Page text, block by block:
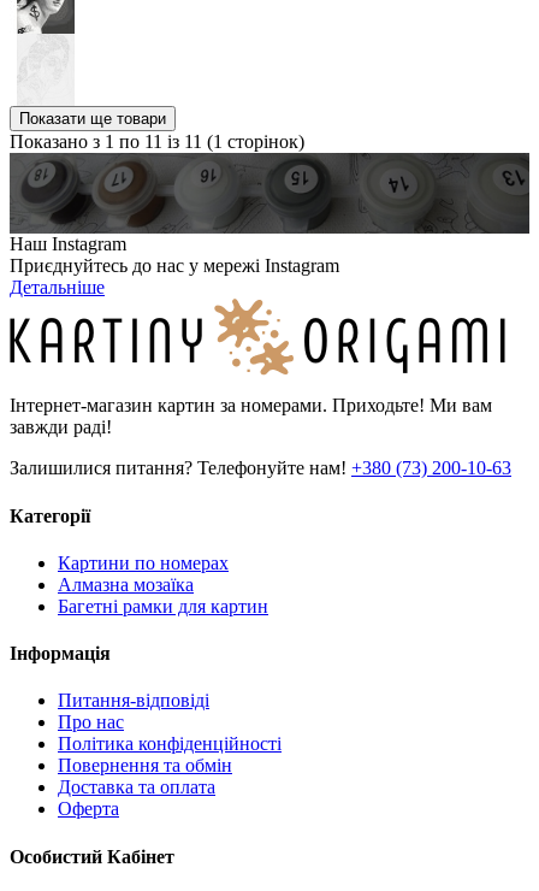
Показати ще товари
Показано з 1 по 11 із 11 (1 сторінок)
Наш Instagram
Приєднуйтесь до нас у мережі Instagram
Детальніше
Інтернет-магазин картин за номерами. Приходьте! Ми вам
завжди раді!
Залишилися питання? Телефонуйте нам! +380 (73) 200-10-63
Категорії
Картини по номерах
Алмазна мозаїка
Багетні рамки для картин
Інформація
Питання-відповіді
Про нас
Політика конфіденційності
Повернення та обмін
Доставка та оплата
Оферта
Особистий Кабінет